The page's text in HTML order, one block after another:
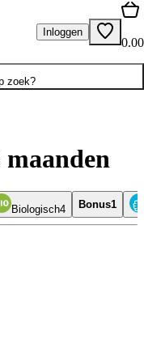
Inloggen
0.00
zoek?
Biologisch4 Bonus1